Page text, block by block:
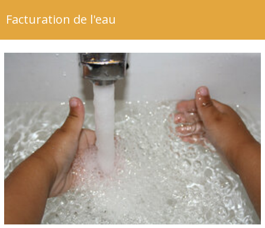
Facturation de l'eau